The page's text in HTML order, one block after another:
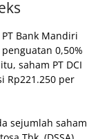
Bank Mandiri
0,50%
saham PT DCI
Rp221.250 per
sejumlah saham